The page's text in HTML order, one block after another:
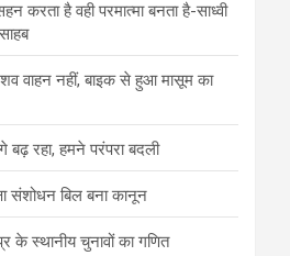
करता है वही परमात्मा बनता है-साध्वी
वाहन नहीं, बाइक से हुआ मासूम का
रहा, हमने परंपरा बदली
संशोधन बिल बना कानून
के स्थानीय चुनावों का गणित